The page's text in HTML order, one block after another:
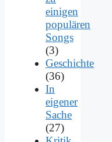
einigen
populären
Songs
(3)
Geschichte
(36)
In
eigener
Sache
(27)